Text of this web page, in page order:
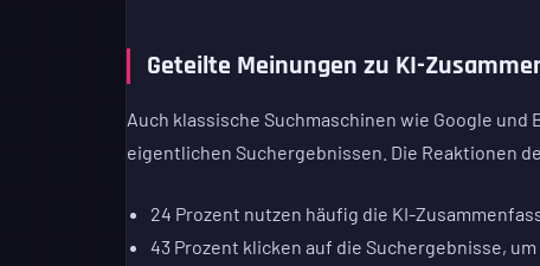
Geteilte Meinungen zu KI-
Auch klassische Suchmaschinen wie Google
eigentlichen Suchergebnissen. Die Reaktionen
24 Prozent nutzen häufig die KI-
43 Prozent klicken auf die Suchergebnisse,